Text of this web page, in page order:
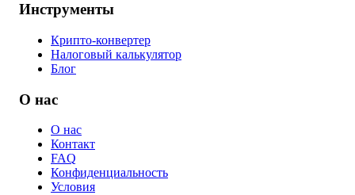
Инструменты
Крипто-конвертер
Налоговый калькулятор
Блог
О нас
О нас
Контакт
FAQ
Конфиденциальность
Условия